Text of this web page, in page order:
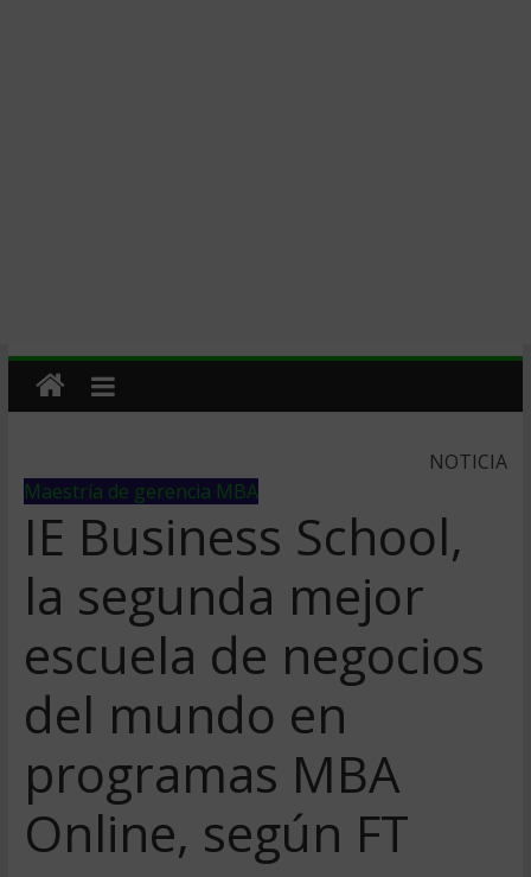
NOTICIA
Maestría de gerencia MBA
IE Business School,
la segunda mejor
escuela de negocios
del mundo en
programas MBA
Online, según FT